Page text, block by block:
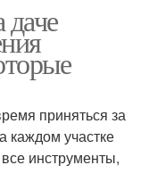
даче
приняться за
каждом участке
инструменты,